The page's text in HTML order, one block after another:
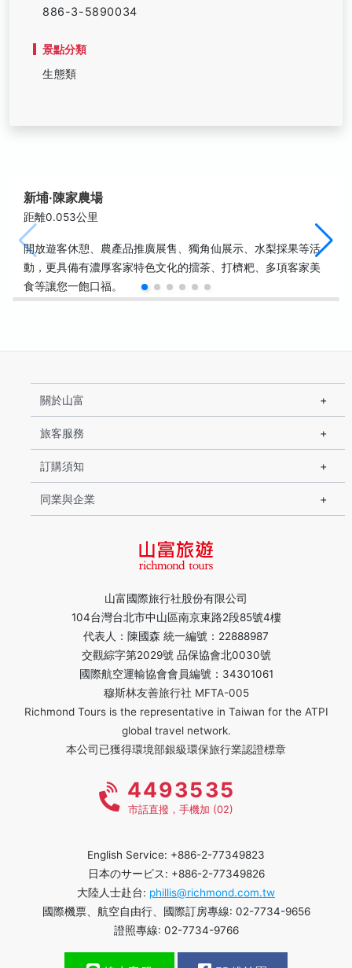
886-3-5890034
景點分類
生態類
新埔‧陳家農場
距離0.053公里
開放遊客休憩、農產品推廣展售、獨角仙展示、水梨採果等活
動，更具備有濃厚客家特色文化的擂茶、打櫅粑、多項客家美
食等讓您一飽口福。
山富國際旅行社股份有限公司
104台灣台北市中山區南京東路2段85號4樓
代表人：陳國森 統一編號：22888987
交觀綜字第2029號 品保協會北0030號
國際航空運輸協會會員編號：34301061
穆斯林友善旅行社 MFTA-005
Richmond Tours is the representative in Taiwan for the ATPI
global travel network.
本公司已獲得環境部銀級環保旅行業認證標章
關於山富
旅客服務
訂購須知
同業與企業
4493535
市話直撥，手機加 (02)
English Service: +886-2-77349823
日本のサービス: +886-2-77349826
大陸人士赴台: phillis@richmond.com.tw
國際機票、航空自由行、國際訂房專線: 02-7734-9656
證照專線: 02-7734-9766